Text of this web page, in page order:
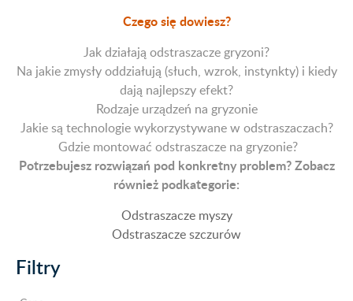
Czego się dowiesz?
Jak działają odstraszacze gryzoni?
Na jakie zmysły oddziałują (słuch, wzrok, instynkty) i kiedy
dają najlepszy efekt?
Rodzaje urządzeń na gryzonie
Jakie są technologie wykorzystywane w odstraszaczach?
Gdzie montować odstraszacze na gryzonie?
Potrzebujesz rozwiązań pod konkretny problem? Zobacz
również podkategorie:
Odstraszacze myszy
Odstraszacze szczurów
Filtry